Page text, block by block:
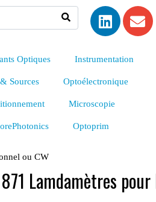
Optiques Instrumentation
Sources Optoélectronique
Microscopie
Optoprim
ou CW
Lamdamètres